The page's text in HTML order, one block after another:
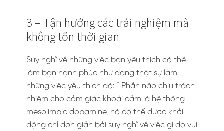
3 – Tận hưởng các trải nghiệm mà
không tốn thời gian
Suy nghĩ về những việc bạn yêu thích có thể
làm bạn hạnh phúc như đang thật sự làm
những việc yêu thích đó: ” Phần não chịu trách
nhiệm cho cảm giác khoái cảm là hệ thống
mesolimbic dopamine, nó có thể được khởi
động chỉ đơn giản bởi suy nghĩ về việc gì đó vui